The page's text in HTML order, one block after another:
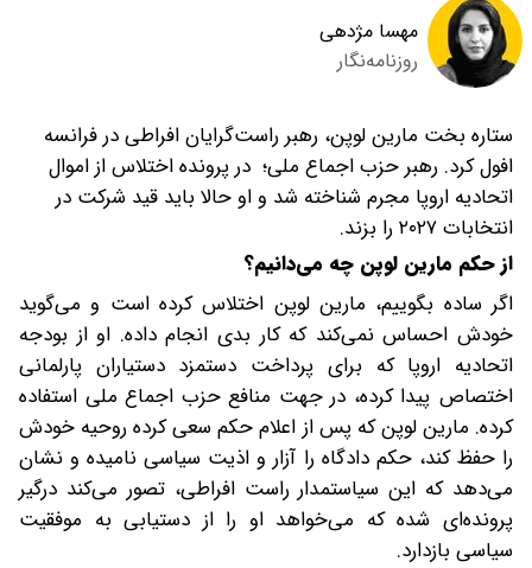
مهسا مژدهی
روزنامه‌نگار
ستاره بخت مارین لوپن، رهبر راست‌گرایان افراطی در فرانسه
افول کرد. رهبر حزب اجماع ملی؛ در پرونده اختلاس از اموال
اتحادیه اروپا مجرم شناخته شد و او حالا باید قید شرکت در
انتخابات ۲۰۲۷ را بزند.
از حکم مارین لوپن چه می‌دانیم؟
اگر ساده بگوییم، مارین لوپن اختلاس کرده است و می‌گوید
خودش احساس نمی‌کند که کار بدی انجام داده. او از بودجه
اتحادیه اروپا که برای پرداخت دستمزد دستیاران پارلمانی
اختصاص پیدا کرده، در جهت منافع حزب اجماع ملی استفاده
کرده. مارین لوپن که پس از اعلام حکم سعی کرده روحیه خودش
را حفظ کند، حکم دادگاه را آزار و اذیت سیاسی نامیده و نشان
می‌دهد که این سیاستمدار راست افراطی، تصور می‌کند درگیر
پرونده‌ای شده که می‌خواهد او را از دستیابی به موفقیت
سیاسی بازدارد.